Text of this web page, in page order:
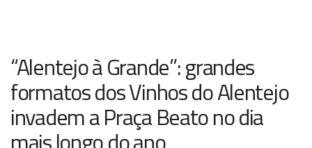
“Alentejo à Grande”: grandes
formatos dos Vinhos do Alentejo
invadem a Praça Beato no dia